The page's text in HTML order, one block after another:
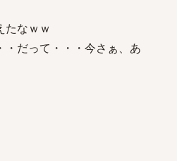
たなｗｗ
だって・・・今さぁ、あ